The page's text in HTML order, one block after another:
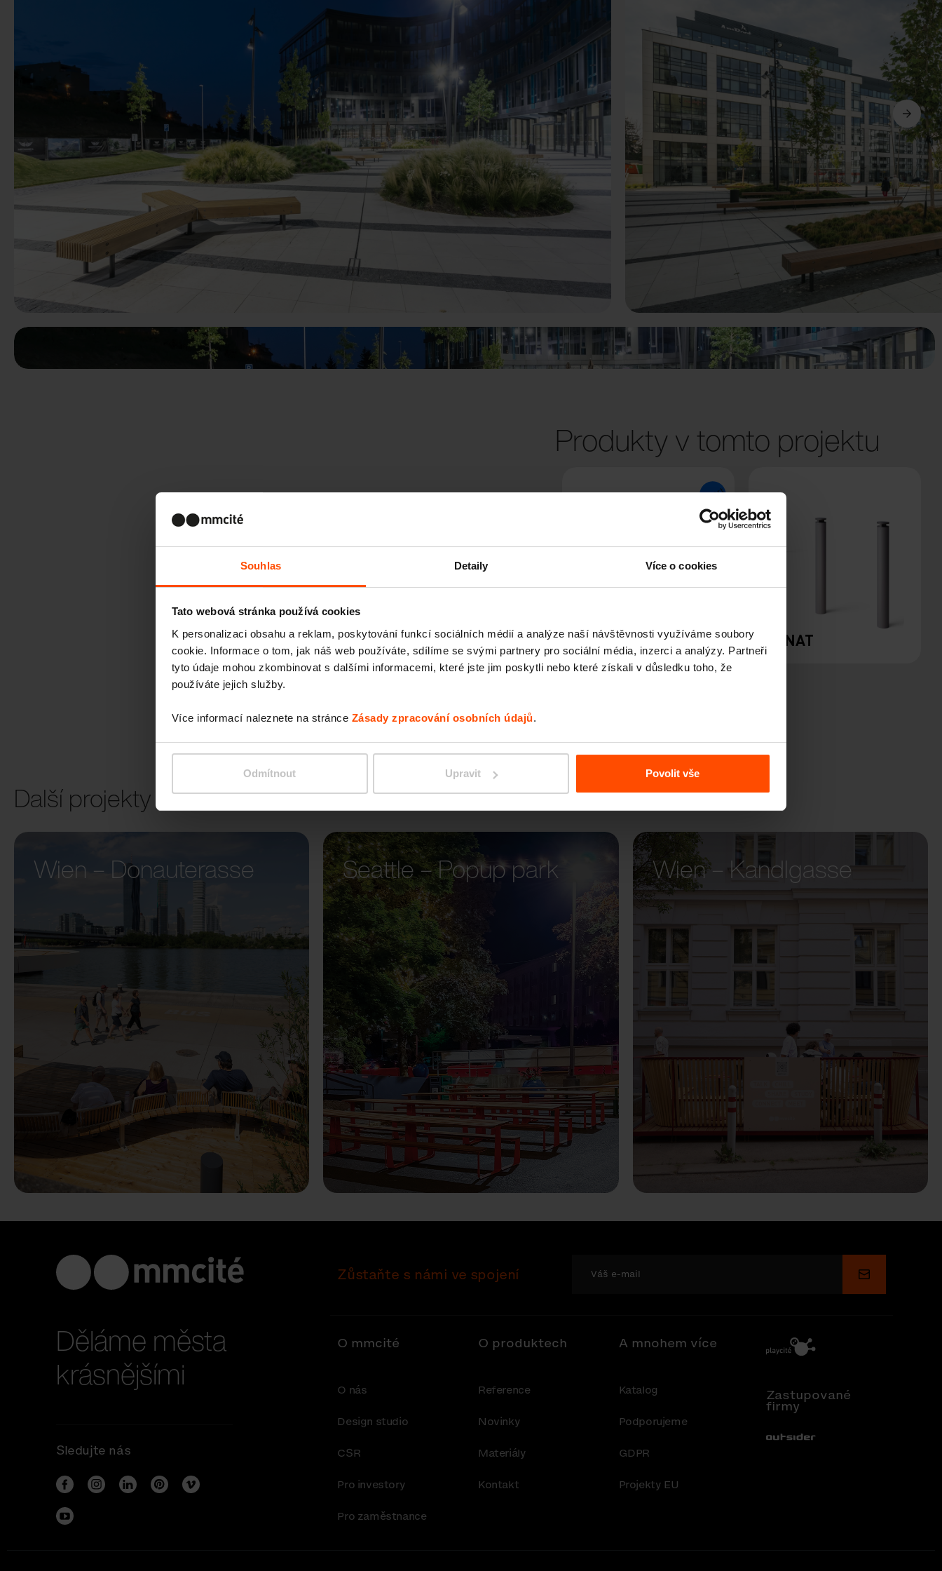
Souhlas Detaily Více o cookies
Tato webová stránka používá cookies
K personalizaci obsahu a reklam, poskytování funkcí sociálních médií a analýze naší návštěvnosti využíváme soubory
cookie. Informace o tom, jak náš web používáte, sdílíme se svými partnery pro sociální média, inzerci a analýzy. Partneři
tyto údaje mohou zkombinovat s dalšími informacemi, které jste jim poskytli nebo které získali v důsledku toho, že
používáte jejich služby.
Více informací naleznete na stránce Zásady zpracování osobních údajů.
Odmítnout Upravit Povolit vše
Předchozí Další
Produkty v tomto projektu
WOODY DONAT
Další projekty
Wien – Donauterasse
Seattle – Popup park Wien – Kandlgasse
Děláme města
krásnějšími
Sledujte nás
Zůstaňte s námi ve spojení Odeslat
O mmcité
O nás
Design studio
CSR
Pro investory
Pro zaměstnance
O produktech
Reference
Novinky
Materiály
Kontakt
A mnohem více
Katalog
Podporujeme
GDPR
Projekty EU
Zastupované
firmy
Out-Sider